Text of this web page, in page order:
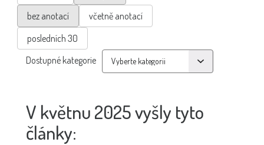
bez anotací
včetně anotací
posledních 30
Dostupné kategorie
V květnu 2025 vyšly tyto
články: